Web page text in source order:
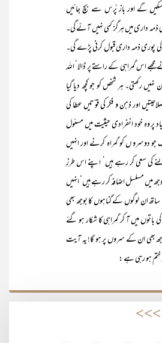
گے اور باز پُرس سے بچ جائیں
داری میں ہرگز کمی نہیں آئے گی۔
کی پوری ذمہ داری قبول کرنی پڑے گی۔
اس گمراہی کے راستے پر ڈالا‘ اللہ
رکھتی۔ ہر شخص کو جو کچھ دیا گیا
اور ذہن و فکر کی قو ّتیں عطا کی
پر وہ خود انفرادی حیثیت میں مسئول
دوسرو ں کو گمراہ کرنے اور انہیں
کی سعی کر رہے ہیں‘ اپنے اس طرزِ
میں مسلسل اضافہ کر رہے ہیں‘ انہیں
ان لوگوں کے گناہوں کا بوجھ بھی
باتوں میں آ کر گمراہی کا شکار ہو گئے
بھی ان کے سروں پر ہو گا! یہ آیت
ختم ہو رہی ہے :
>>>